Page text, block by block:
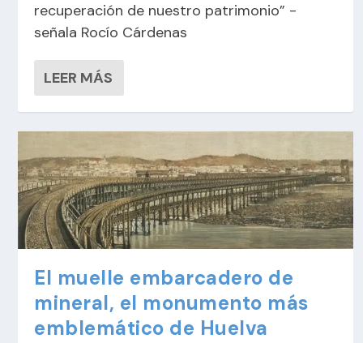
recuperación de nuestro patrimonio” -
señala Rocío Cárdenas
LEER MÁS
El muelle embarcadero de
mineral, el monumento más
emblemático de Huelva